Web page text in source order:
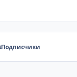
Подписчики